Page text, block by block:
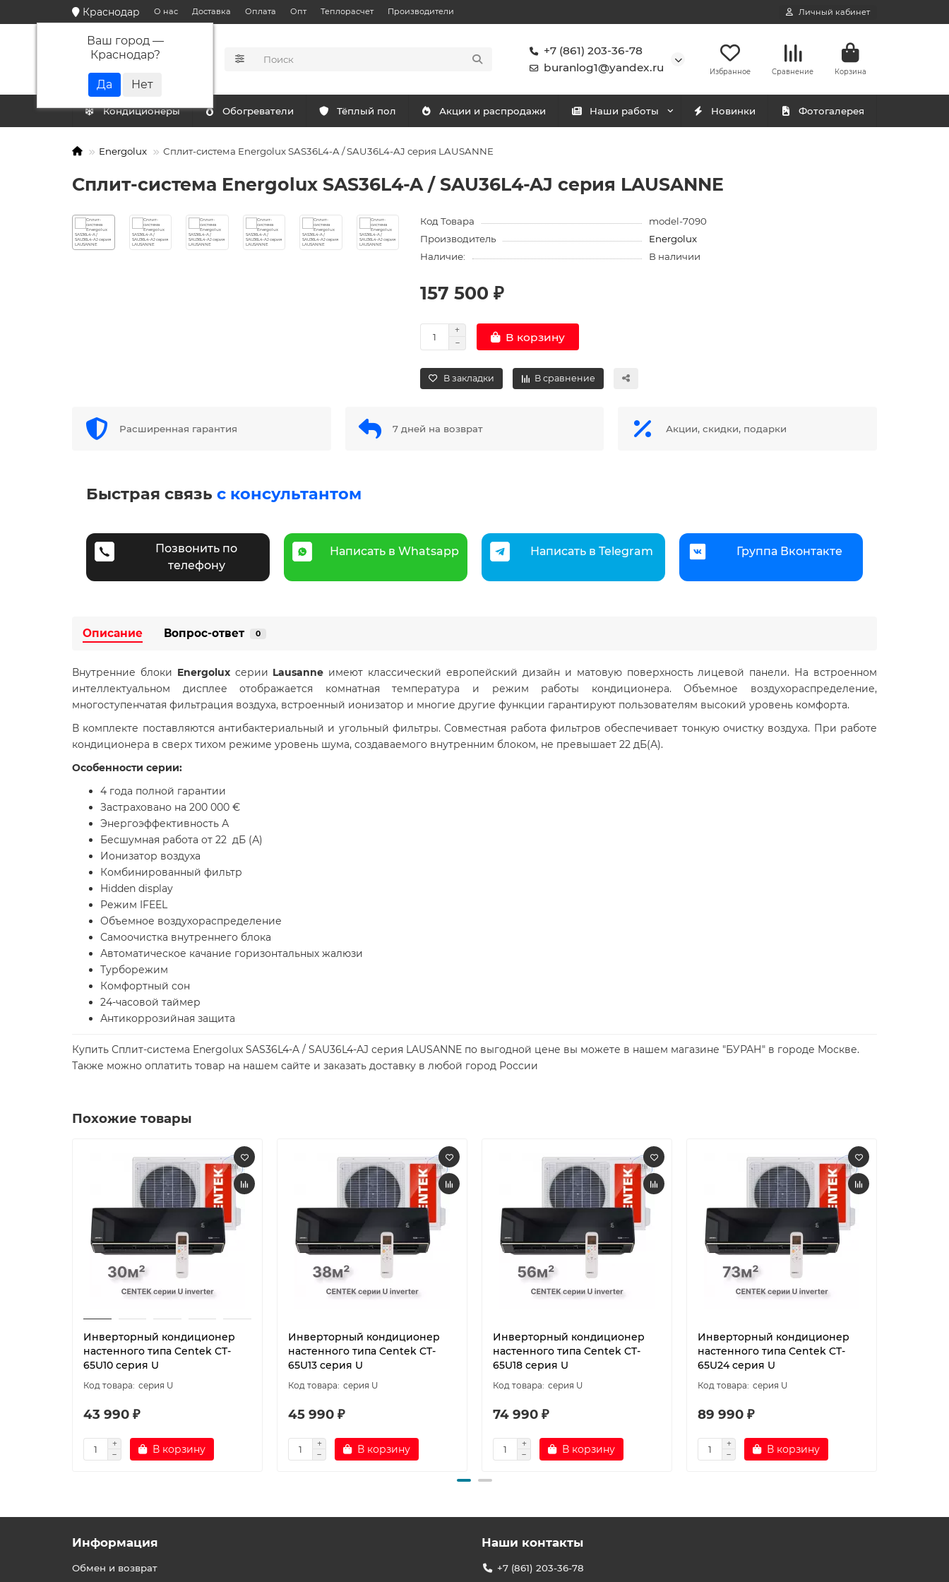
Краснодар
Ваш город —
Краснодар?
О нас Доставка Оплата Опт Теплорасчет Производители Личный кабинет
КАТАЛОГ
+7 (861) 203-36-78
buranlog1@yandex.ru
Избранное Сравнение Корзина
Кондиционеры Обогреватели Тёплый пол Акции и распродажи Наши работы Новинки Фотогалерея
Energolux Сплит-система Energolux SAS36L4-A / SAU36L4-AJ серия LAUSANNE
Сплит-система Energolux SAS36L4-A / SAU36L4-AJ серия LAUSANNE
Код Товара
model-7090
Производитель
Energolux
Наличие:
В наличии
157 500 ₽
В корзину
В закладки В сравнение
Расширенная гарантия 7 дней на возврат Акции, скидки, подарки
Быстрая связь с консультантом
Позвонить по
телефону
Написать в Whatsapp Написать в Telegram Группа Вконтакте
Описание Вопрос-ответ 0
Внутренние блоки Energoluxсерии Lausanne имеют классический европейский дизайн и матовую поверхность лицевой панели. На встроенном
интеллектуальном дисплее отображается комнатная температура и режим работы кондиционера. Объемное воздухораспределение,
многоступенчатая фильтрация воздуха, встроенный ионизатор и многие другие функции гарантируют пользователям высокий уровень комфорта.
В комплекте поставляются антибактериальный и угольный фильтры. Совместная работа фильтров обеспечивает тонкую очистку воздуха. При работе
кондиционера в сверх тихом режиме уровень шума, создаваемого внутренним блоком, не превышает 22 дБ(А).
Особенности серии:
4 года полной гарантии
Застраховано на 200 000 €
Энергоэффективность А
Бесшумная работа от 22 дБ (А)
Ионизатор воздуха
Комбинированный фильтр
Hidden display
Режим IFEEL
Объемное воздухораспределение
Самоочистка внутреннего блока
Автоматическое качание горизонтальных жалюзи
Турборежим
Комфортный сон
24-часовой таймер
Антикоррозийная защита
Купить Сплит-система Energolux SAS36L4-A / SAU36L4-AJ серия LAUSANNE по выгодной цене вы можете в нашем магазине "БУРАН" в городе Москве.
Также можно оплатить товар на нашем сайте и заказать доставку в любой город России
Похожие товары
Инверторный кондиционер
настенного типа Centek CT-
65U10 серия U
серия U
43 990 ₽
В корзину
Инверторный кондиционер
настенного типа Centek CT-
65U13 серия U
серия U
45 990 ₽
В корзину
Инверторный кондиционер
настенного типа Centek CT-
65U18 серия U
серия U
74 990 ₽
В корзину
Инверторный кондиционер
настенного типа Centek CT-
65U24 серия U
серия U
89 990 ₽
В корзину
Информация
Обмен и возврат
Наши контакты
+7 (861) 203-36-78